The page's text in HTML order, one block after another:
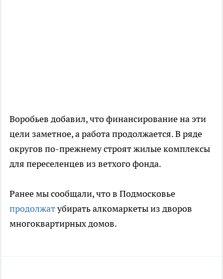
Воробьев добавил, что финансирование на эти
цели заметное, а работа продолжается. В ряде
округов по-прежнему строят жилые комплексы
для переселенцев из ветхого фонда.
Ранее мы сообщали, что в Подмосковье
продолжатубирать алкомаркеты из дворов
многоквартирных домов.